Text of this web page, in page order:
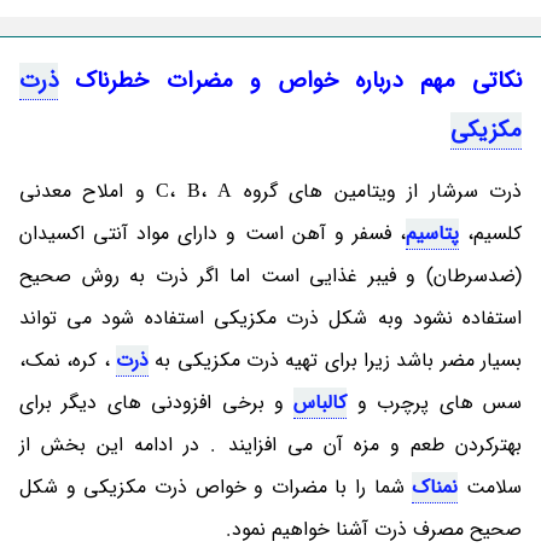
نکاتی مهم درباره خواص و مضرات خطرناکذرت
مکزیکی
ذرت سرشار از ویتامین های گروه C، B، A و املاح معدنی
کلسیم،پتاسیم، فسفر و آهن است و دارای مواد آنتی اکسیدان
(ضدسرطان) و فیبر غذایی است اما اگر ذرت به روش صحیح
استفاده نشود وبه شکل ذرت مکزیکی استفاده شود می تواند
بسیار مضر باشد زیرا برای تهیه ذرت مکزیکی به ذرت ، کره، نمک،
سس های پرچرب وکالباسو برخی افزودنی های دیگر برای
بهترکردن طعم و مزه آن می افزایند . در ادامه این بخش از
سلامت نمناکشما را با مضرات و خواص ذرت مکزیکی و شکل
صحیح مصرف ذرت آشنا خواهیم نمود.